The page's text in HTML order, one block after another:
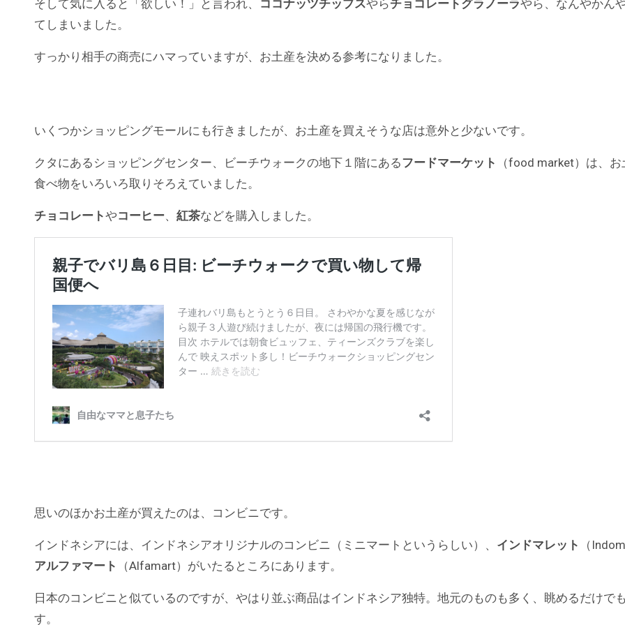
そして気に入ると「欲しい！」と言われ、 ココナッツチップスやらチョコレートグラノーラやら、なんやかん
てしまいました。
すっかり相手の商売にハマっていますが、お土産を決める参考になりました。
いくつかショッピングモールにも行きましたが、お土産を買えそうな店は意外と少ないです。
クタにあるショッピングセンター、ビーチウォークの地下１階にあるフードマーケット
（food market）は、
食べ物をいろいろ取りそろえていました。
チョコレートやコーヒー、 紅茶などを購入しました。
思いのほかお土産が買えたのは、コンビニです。
インドネシアには、インドネシアオリジナルのコンビニ（ミニマートというらしい）、 インドマレット
（
アルファマート
（Alfamart）がいたるところにあります。
日本のコンビニと似ているのですが、やはり並ぶ商品はインドネシア独特。地元のものも多く、眺めるだけで
す。